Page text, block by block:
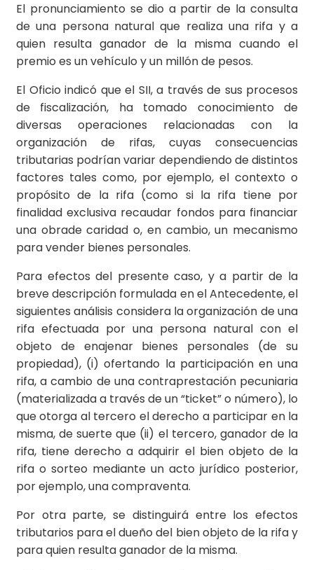
El pronunciamiento se dio a partir de la consulta
de una persona natural que realiza una rifa y a
quien resulta ganador de la misma cuando el
premio es un vehículo y un millón de pesos.
El Oficio indicó que el SII, a través de sus procesos
de fiscalización, ha tomado conocimiento de
diversas operaciones relacionadas con la
organización de rifas, cuyas consecuencias
tributarias podrían variar dependiendo de distintos
factores tales como, por ejemplo, el contexto o
propósito de la rifa (como si la rifa tiene por
finalidad exclusiva recaudar fondos para financiar
una obrade caridad o, en cambio, un mecanismo
para vender bienes personales.
Para efectos del presente caso, y a partir de la
breve descripción formulada en el Antecedente, el
siguientes análisis considera la organización de una
rifa efectuada por una persona natural con el
objeto de enajenar bienes personales (de su
propiedad), (i) ofertando la participación en una
rifa, a cambio de una contraprestación pecuniaria
(materializada a través de un “ticket” o número), lo
que otorga al tercero el derecho a participar en la
misma, de suerte que (ii) el tercero, ganador de la
rifa, tiene derecho a adquirir el bien objeto de la
rifa o sorteo mediante un acto jurídico posterior,
por ejemplo, una compraventa.
Por otra parte, se distinguirá entre los efectos
tributarios para el dueño del bien objeto de la rifa y
para quien resulta ganador de la misma.